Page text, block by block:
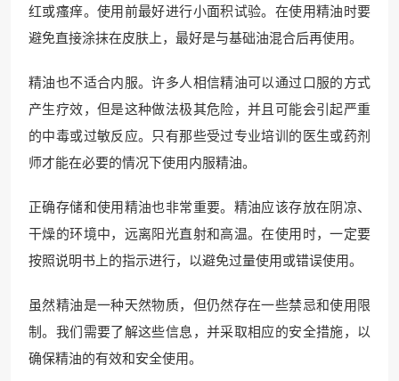
红或瘙痒。使用前最好进行小面积试验。在使用精油时要
避免直接涂抹在皮肤上，最好是与基础油混合后再使用。
精油也不适合内服。许多人相信精油可以通过口服的方式
产生疗效，但是这种做法极其危险，并且可能会引起严重
的中毒或过敏反应。只有那些受过专业培训的医生或药剂
师才能在必要的情况下使用内服精油。
正确存储和使用精油也非常重要。精油应该存放在阴凉、
干燥的环境中，远离阳光直射和高温。在使用时，一定要
按照说明书上的指示进行，以避免过量使用或错误使用。
虽然精油是一种天然物质，但仍然存在一些禁忌和使用限
制。我们需要了解这些信息，并采取相应的安全措施，以
确保精油的有效和安全使用。